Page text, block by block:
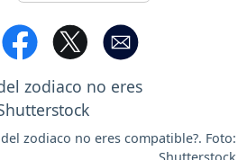
zodiaco no eres compatible?. Foto: